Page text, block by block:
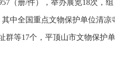
（册/件），举办展览18次，组
中全国重点文物保护单位清凉
群等17个，平顶山市文物保护单